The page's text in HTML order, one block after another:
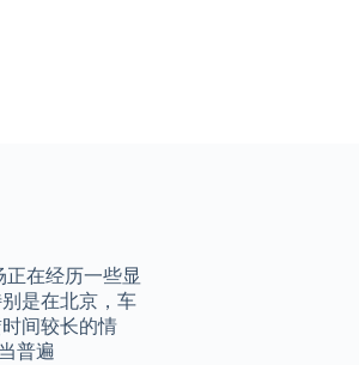
正在经历一些显
是在北京，车
间较长的情
普遍